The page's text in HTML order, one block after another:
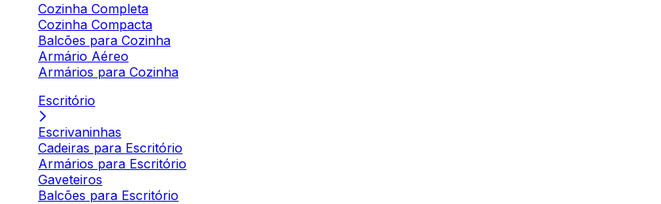
Cozinha Completa
Cozinha Compacta
Balcões para Cozinha
Armário Aéreo
Armários para Cozinha
Escritório
Escrivaninhas
Cadeiras para Escritório
Armários para Escritório
Gaveteiros
Balcões para Escritório